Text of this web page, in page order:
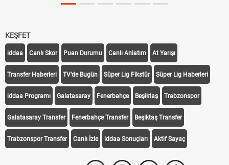
KEŞFET
iddaa Canlı Skor Puan Durumu Canlı Anlatım At Yarışı
Transfer Haberleri TV'de Bugün Süper Lig Fikstür Süper Lig Haberleri
iddaa Programı Galatasaray Fenerbahçe Beşiktaş Trabzonspor
Galatasaray Transfer Fenerbahçe Transfer Beşiktaş Transfer
Trabzonspor Transfer Canlı İzle iddaa Sonuçları Aktif Sayaç